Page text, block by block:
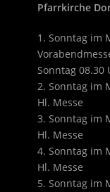
Pfarrkirche
1. Sonntag im
Sonntag 08.30
2. Sonntag im
Hl. Messe
3. Sonntag im
Hl. Messe
4. Sonntag im
Hl. Messe
5. Sonntag im